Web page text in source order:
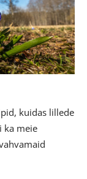
kuidas lillede
ka meie